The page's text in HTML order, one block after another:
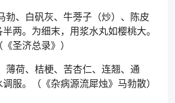
、白矾灰、牛蒡子（炒）、陈皮
半两。为细末，用浆水丸如樱桃大。
圣济总录》）
荷、桔梗、苦杏仁、连翘、通
服。（《杂病源流犀烛》马勃散）